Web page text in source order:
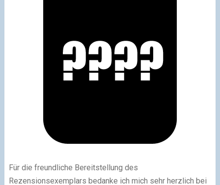
Für die freundliche Bereitstellung des
Rezensionsexemplars bedanke ich mich sehr herzlich bei